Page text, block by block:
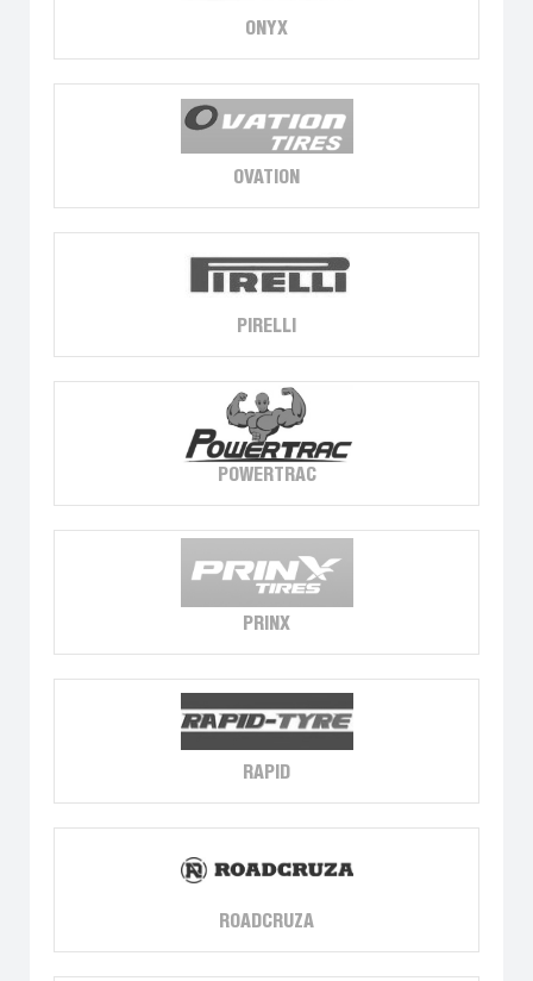
ONYX
OVATION
PIRELLI
POWERTRAC
PRINX
RAPID
ROADCRUZA